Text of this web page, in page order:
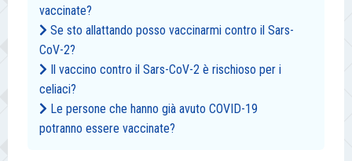
vaccinate?
Se sto allattando posso vaccinarmi contro il Sars-
CoV-2?
Il vaccino contro il Sars-CoV-2 è rischioso per i
celiaci?
Le persone che hanno già avuto COVID-19
potranno essere vaccinate?